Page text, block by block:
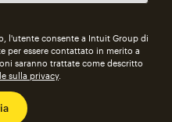
l'utente consente a Intuit Group di
per essere contattato in merito a
saranno trattate come descritto
sulla privacy.